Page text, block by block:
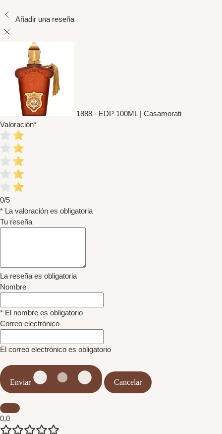
Añadir una reseña
1888 - EDP 100ML | Casamorati
Valoración*
0/5
* La valoración es obligatoria
Tu reseña
La reseña es obligatoria
Nombre
* El nombre es obligatorio
Correo electrónico
El correo electrónico es obligatorio
Enviar Cancelar
0,0